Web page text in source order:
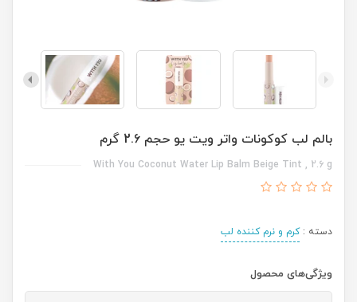
بالم لب کوکونات واتر ویت یو حجم 2.6 گرم
With You Coconut Water Lip Balm Beige Tint , 2.6 g
دسته :کرم و نرم کننده لب
ویژگی‌های محصول